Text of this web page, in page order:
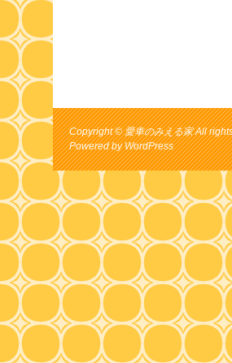
Copyright © 愛車のみえる家 All
Powered byWordPress